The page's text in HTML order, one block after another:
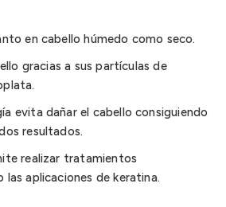
en cabello húmedo como seco.
gracias a sus partículas de
evita dañar el cabello consiguiendo
resultados.
realizar tratamientos
las aplicaciones de keratina.